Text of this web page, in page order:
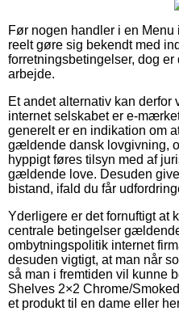
Før nogen handler i en
reelt gøre sig bekendt med
forretningsbetingelser, dog er
arbejde.
Et andet alternativ kan
internet selskabet er e-
generelt er en indikation om
gældende dansk lovgivning,
hyppigt føres tilsyn med af
gældende love. Desuden
bistand, ifald du får
Yderligere er det fornuftigt at
centrale betingelser
ombytningspolitik internet
desuden vigtigt, at man når
så man i fremtiden vil kunne
Shelves 2×2 Chrome/
et produkt til en dame eller